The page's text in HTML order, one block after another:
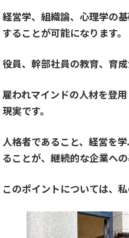
経営学、組織論、心理学の
することが可能になります。
役員、幹部社員の教育、育
雇われマインドの人材を登
現実です。
人格者であること、経営を
ることが、継続的な企業への
このポイントについては、